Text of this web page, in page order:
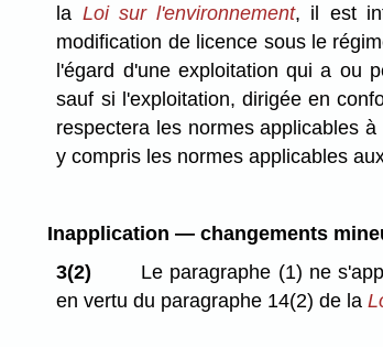
la Loi sur l'environnement, il est
modification de licence sous le
l'égard d'une exploitation qui a ou
sauf si l'exploitation, dirigée en
respectera les normes applicables
y compris les normes applicables
Inapplication — changements
3(2)
Le paragraphe (1) ne
en vertu du paragraphe 14(2) de la